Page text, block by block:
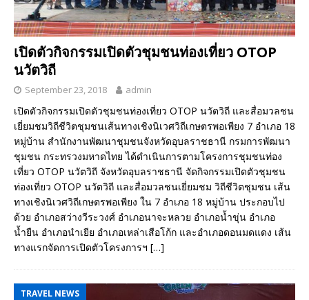
เปิดตัวกิจกรรมเปิดตัวชุมชนท่องเที่ยว OTOP
นวัตวิถี
September 23, 2018 admin
เปิดตัวกิจกรรมเปิดตัวชุมชนท่องเที่ยว OTOP นวัตวิถี และสื่อมวลชน
เยี่ยมชมวิถีชีวิตชุมชนเส้นทางเชิงนิเวศวิถีเกษตรพอเพียง 7 อำเภอ 18
หมู่บ้าน สำนักงานพัฒนาชุมชนจังหวัดอุบลราชธานี กรมการพัฒนา
ชุมชน กระทรวงมหาดไทย ได้ดำเนินการตามโครงการชุมชนท่อง
เที่ยว OTOP นวัตวิถี จังหวัดอุบลราชธานี จัดกิจกรรมเปิดตัวชุมชน
ท่องเที่ยว OTOP นวัตวิถี และสื่อมวลชนเยี่ยมชม วิถีชีวิตชุมชน เส้น
ทางเชิงนิเวศวิถีเกษตรพอเพียง ใน 7 อำเภอ 18 หมู่บ้าน ประกอบไป
ด้วย อำเภอสว่างวีระวงศ์ อำเภอนาจะหลวย อำเภอน้ำขุ่น อำเภอ
น้ำยืน อำเภอนำเยีย อำเภอเหล่าเสือโก้ก และอำเภอดอนมดแดง เส้น
ทางแรกจัดการเปิดตัวโครงการฯ […]
TRAVEL NEWS